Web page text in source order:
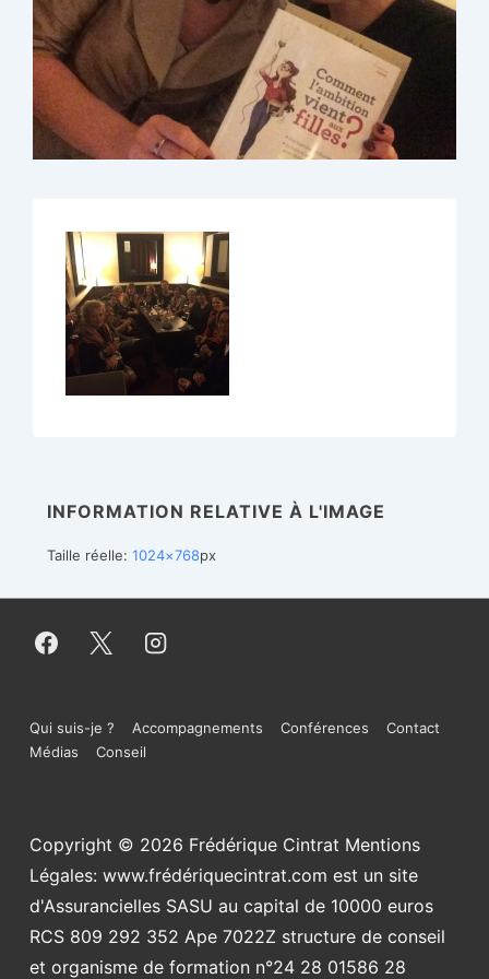
INFORMATION RELATIVE À L'IMAGE
Taille réelle: 1024×768px
Menu
de
page
Qui suis-je ? Accompagnements Conférences
Contact
Médias
Conseil
Copyright © 2026 Frédérique Cintrat Mentions
Légales: www.frédériquecintrat.com est un site
d'Assurancielles SASU au capital de 10000 euros
RCS 809 292 352 Ape 7022Z structure de conseil
et organisme de formation n°24 28 01586 28